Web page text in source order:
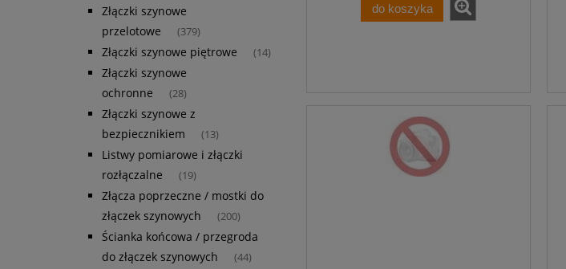
Złączki szynowe
przelotowe
(379)
Złączki szynowe piętrowe (14)
Złączki szynowe
ochronne
(28)
Złączki szynowe z
bezpiecznikiem
(13)
Listwy pomiarowe i złączki
rozłączalne
(19)
Złącza poprzeczne / mostki do
złączek szynowych
(200)
Ścianka końcowa / przegroda
do złączek szynowych
(44)
do koszyka